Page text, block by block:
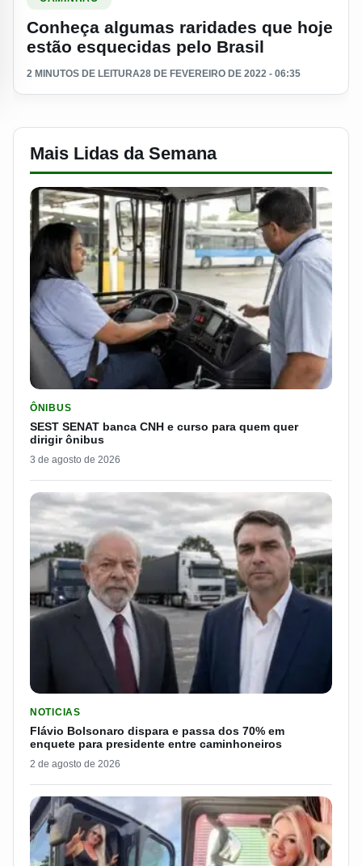
Conheça algumas raridades que hoje
estão esquecidas pelo Brasil
2 MINUTOS DE LEITURA28 DE FEVEREIRO DE 2022 - 06:35
Mais Lidas da Semana
ÔNIBUS
SEST SENAT banca CNH e curso para quem quer
dirigir ônibus
3 de agosto de 2026
NOTICIAS
Flávio Bolsonaro dispara e passa dos 70% em
enquete para presidente entre caminhoneiros
2 de agosto de 2026